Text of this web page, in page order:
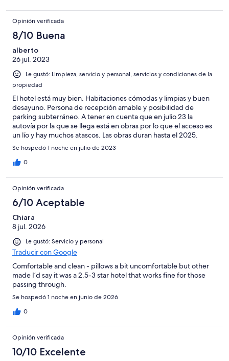
Opinión verificada
8/10 Buena
alberto
26 jul. 2023
Le gustó: Limpieza, servicio y personal, servicios y condiciones de la
propiedad
El hotel está muy bien. Habitaciones cómodas y limpias y buen
desayuno. Persona de recepción amable y posibilidad de
parking subterráneo. A tener en cuenta que en julio 23 la
autovía por la que se llega está en obras por lo que el acceso es
un lío y hay muchos atascos. Las obras duran hasta el 2025.
Se hospedó 1 noche en julio de 2023
0
Opinión verificada
6/10 Aceptable
Chiara
8 jul. 2026
Le gustó: Servicio y personal
Traducir con Google
Comfortable and clean - pillows a bit uncomfortable but other
made I’d say it was a 2.5-3 star hotel that works fine for those
passing through.
Se hospedó 1 noche en junio de 2026
0
Opinión verificada
10/10 Excelente